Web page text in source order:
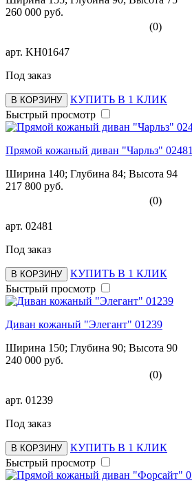
260 000 руб.
(0)
арт. KH01647
Под заказ
В КОРЗИНУ
КУПИТЬ В 1 КЛИК
Быстрый просмотр
Прямой кожаный диван "Чарльз" 02481
Ширина 140; Глубина 84; Высота 94
217 800 руб.
(0)
арт. 02481
Под заказ
В КОРЗИНУ
КУПИТЬ В 1 КЛИК
Быстрый просмотр
Диван кожаный "Элегант" 01239
Ширина 150; Глубина 90; Высота 90
240 000 руб.
(0)
арт. 01239
Под заказ
В КОРЗИНУ
КУПИТЬ В 1 КЛИК
Быстрый просмотр